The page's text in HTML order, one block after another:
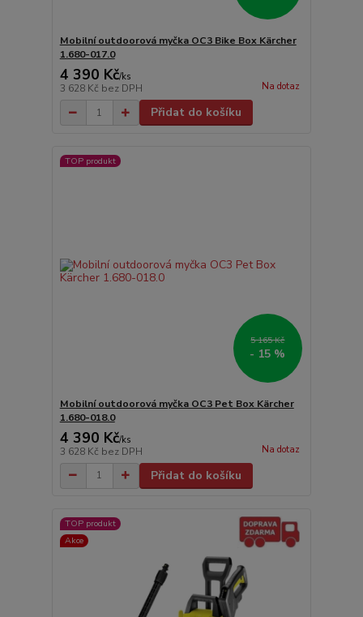
Mobilní outdoorová myčka OC3 Bike Box Kärcher
1.680-017.0
4 390 Kč/ks
3 628 Kč bez DPH Na dotaz
Přidat do košíku
TOP produkt
5 165 Kč
- 15 %
Mobilní outdoorová myčka OC3 Pet Box Kärcher
1.680-018.0
4 390 Kč/ks
3 628 Kč bez DPH Na dotaz
Přidat do košíku
TOP produkt
Akce